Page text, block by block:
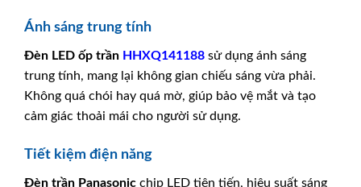
Ánh sáng trung tính
Đèn LED ốp trần HHXQ141188 sử dụng ánh sáng
trung tính, mang lại không gian chiếu sáng vừa phải.
Không quá chói hay quá mờ, giúp bảo vệ mắt và tạo
cảm giác thoải mái cho người sử dụng.
Tiết kiệm điện năng
Đèn trần Panasonic chip LED tiên tiến, hiệu suất sáng